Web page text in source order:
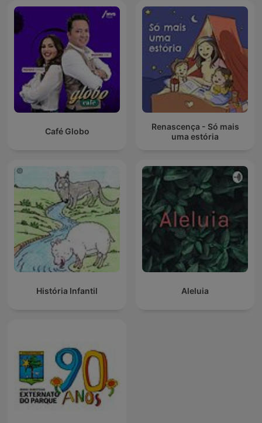
Café Globo
Renascença - Só mais
uma estória
História Infantil Aleluia